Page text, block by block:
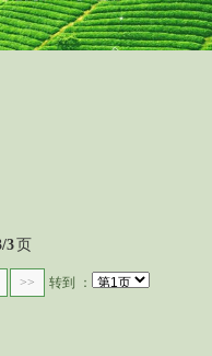
3页
>> 转到 ：